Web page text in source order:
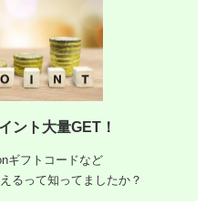
ント大量GET！
ギフトコードなど
るって知ってましたか？